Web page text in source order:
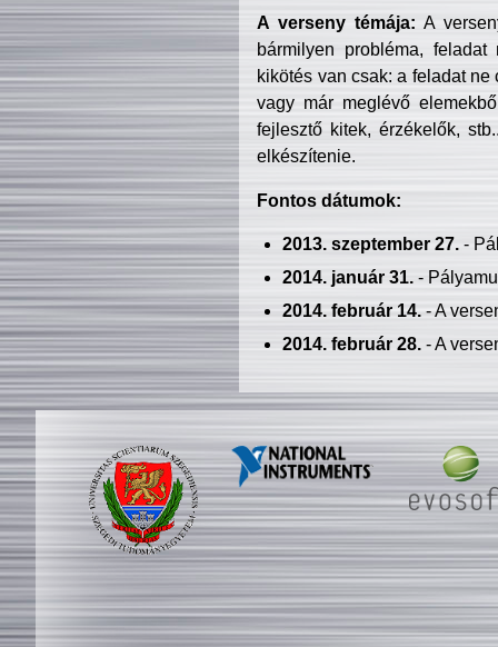
A verseny témája: A
bármilyen probléma, feladat
kikötés van csak: a feladat
vagy már meglévő
fejlesztő kitek, érzékelők,
elkészítenie.
Fontos dátumok:
2013. szeptember 27.-
2014. január 31.-
2014. február 14.- A
2014. február 28.- A